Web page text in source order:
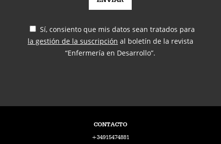
Sí, consiento que mis datos sean tratados para
la gestión de la suscripción al boletín de la revista
“Enfermería en Desarrollo”.
CONTACTO
+34915474881